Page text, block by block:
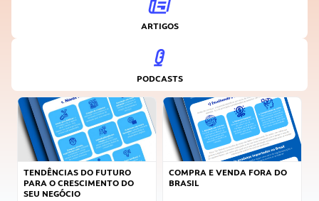
ARTIGOS
PODCASTS
TENDÊNCIAS DO FUTURO
PARA O CRESCIMENTO DO
SEU NEGÓCIO
COMPRA E VENDA FORA DO
BRASIL